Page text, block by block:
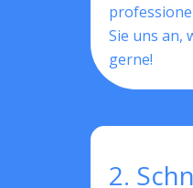
Sie uns an,
gerne!
2.